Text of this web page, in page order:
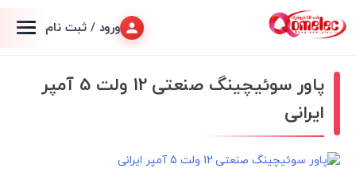
ورود / ثبت نام
پاور سوئیچینگ صنعتی 12 ولت 5 آمپر
ایرانی